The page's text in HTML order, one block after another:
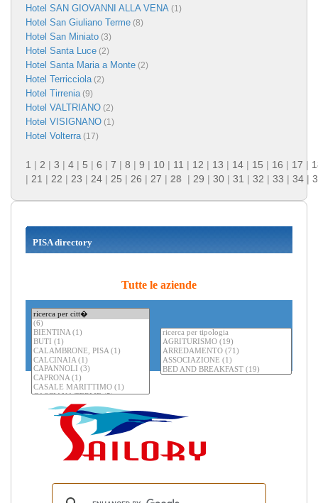
Hotel SAN GIOVANNI ALLA VENA (1)
Hotel San Giuliano Terme (8)
Hotel San Miniato (3)
Hotel Santa Luce (2)
Hotel Santa Maria a Monte (2)
Hotel Terricciola(2)
Hotel Tirrenia(9)
Hotel VALTRIANO (2)
Hotel VISIGNANO (1)
Hotel Volterra(17)
1 | 2 | 3 | 4 | 5 | 6 | 7 | 8 | 9 | 10 | 11 | 12 | 13 | 14 | 15 | 16 | 17 |
| 21 | 22 | 23 | 24 | 25 | 26 | 27 | 28 | 29 | 30 | 31 | 32 | 33 | 34 |
PISA directory
Tutte le aziende